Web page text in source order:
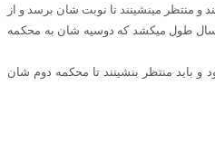
و منتظر مینشینند تا نوبت شان برسد و از
سال طول میکشد که دوسیه شان به محکمه
باید منتظر بنشینند تا محکمه دوم شان